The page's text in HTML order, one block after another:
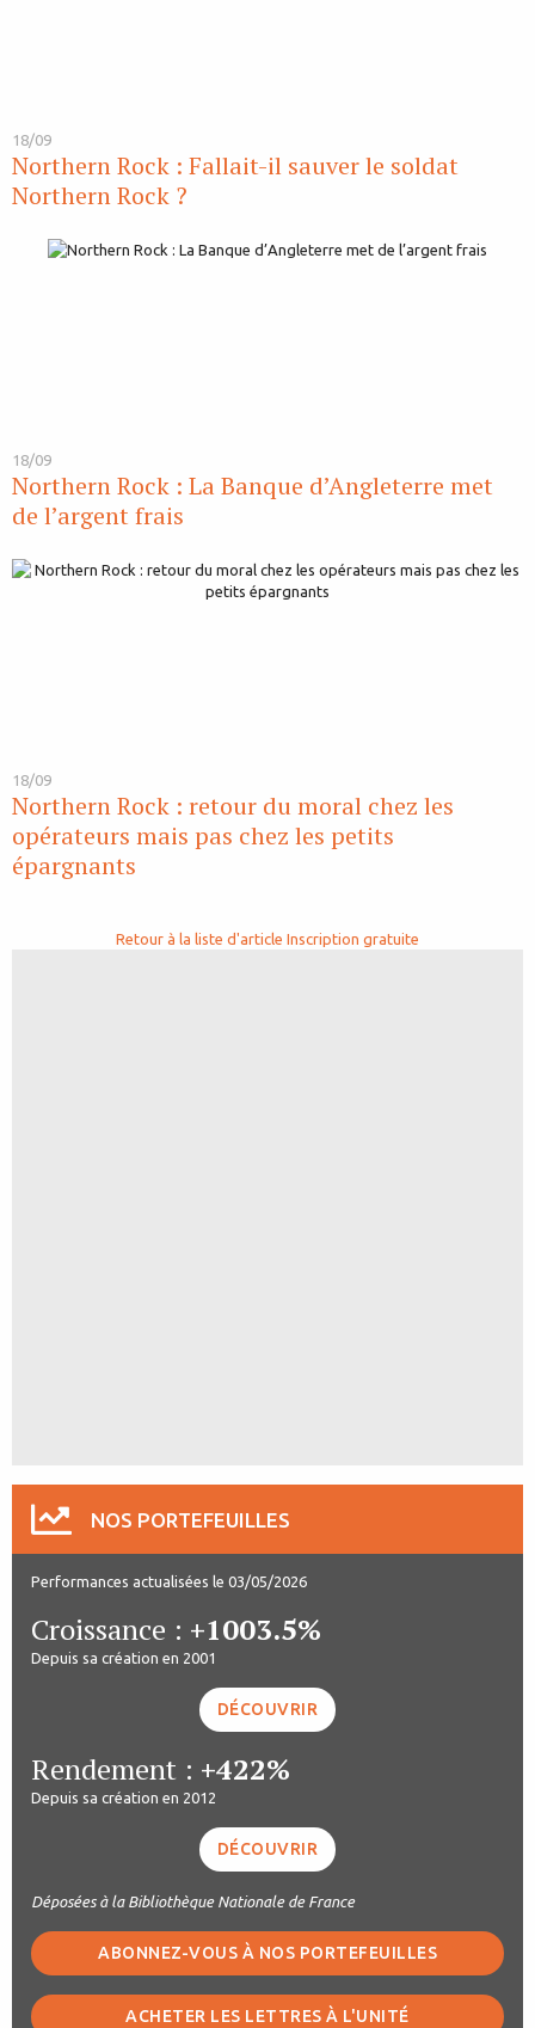
18/09
Northern Rock : Fallait-il sauver le soldat
Northern Rock ?
18/09
Northern Rock : La Banque d’Angleterre met
de l’argent frais
18/09
Northern Rock : retour du moral chez les
opérateurs mais pas chez les petits
épargnants
Retour à la liste d'article Inscription gratuite
NOS PORTEFEUILLES
Performances actualisées le 03/05/2026
Croissance : +1003.5%
Depuis sa création en 2001
DÉCOUVRIR
Rendement : +422%
Depuis sa création en 2012
DÉCOUVRIR
Déposées à la Bibliothèque Nationale de France
ABONNEZ-VOUS À NOS PORTEFEUILLES
ACHETER LES LETTRES À L'UNITÉ